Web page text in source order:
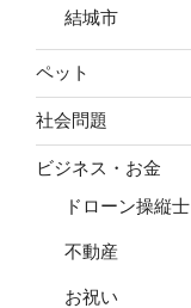
結城市
ペット
社会問題
ビジネス・お金
ドローン操縦士
不動産
お祝い